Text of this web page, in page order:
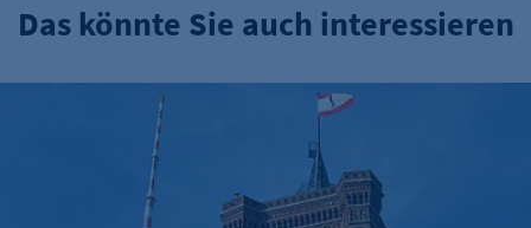
Das könnte Sie auch interessieren
Verwaltungsreform: Zuständigkeitskatalog online